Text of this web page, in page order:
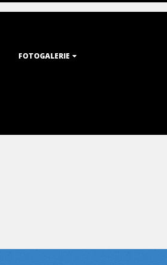
FOTOGALERIE